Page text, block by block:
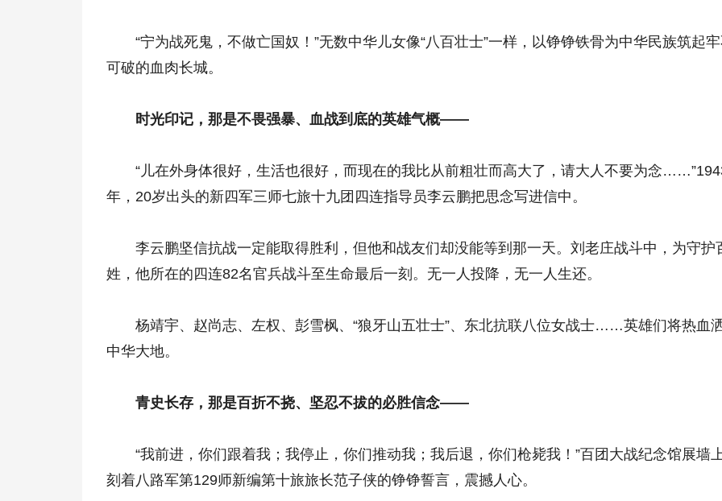
“宁为战死鬼，不做亡国奴！”无数中华儿女像“八百壮士”一样，以铮铮铁骨为中华民族筑起
可破的血肉长城。
时光印记，那是不畏强暴、血战到底的英雄气概——
“儿在外身体很好，生活也很好，而现在的我比从前粗壮而高大了，请大人不要为念
年，20岁出头的新四军三师七旅十九团四连指导员李云鹏把思念写进信中。
李云鹏坚信抗战一定能取得胜利，但他和战友们却没能等到那一天。刘老庄战斗中，为守护
姓，他所在的四连82名官兵战斗至生命最后一刻。无一人投降，无一人生还。
杨靖宇、赵尚志、左权、彭雪枫、“狼牙山五壮士”、东北抗联八位女战士……英雄们将热血
中华大地。
青史长存，那是百折不挠、坚忍不拔的必胜信念——
“我前进，你们跟着我；我停止，你们推动我；我后退，你们枪毙我！”百团大战纪念馆展墙
刻着八路军第129师新编第十旅旅长范子侠的铮铮誓言，震撼人心。